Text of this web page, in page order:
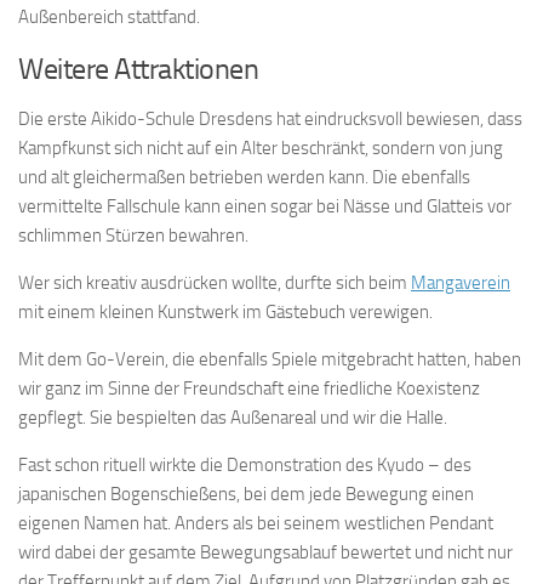
Außenbereich stattfand.
Weitere Attraktionen
Die erste Aikido-Schule Dresdens hat eindrucksvoll bewiesen, dass
Kampfkunst sich nicht auf ein Alter beschränkt, sondern von jung
und alt gleichermaßen betrieben werden kann. Die ebenfalls
vermittelte Fallschule kann einen sogar bei Nässe und Glatteis vor
schlimmen Stürzen bewahren.
Wer sich kreativ ausdrücken wollte, durfte sich beim Mangaverein
mit einem kleinen Kunstwerk im Gästebuch verewigen.
Mit dem Go-Verein, die ebenfalls Spiele mitgebracht hatten, haben
wir ganz im Sinne der Freundschaft eine friedliche Koexistenz
gepflegt. Sie bespielten das Außenareal und wir die Halle.
Fast schon rituell wirkte die Demonstration des Kyudo – des
japanischen Bogenschießens, bei dem jede Bewegung einen
eigenen Namen hat. Anders als bei seinem westlichen Pendant
wird dabei der gesamte Bewegungsablauf bewertet und nicht nur